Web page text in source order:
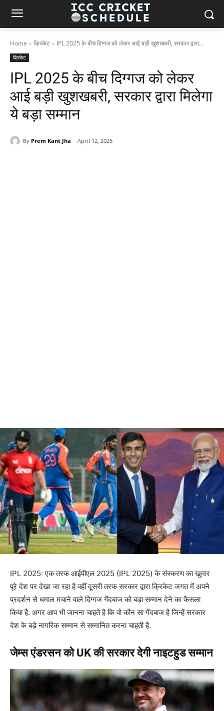
Home क्रिकेट IPL 2025 के बीच दिग्गज को लेकर आई बड़ी खुशखबरी, सरकार द्वारा...
क्रिकेट
IPL 2025 के बीच दिग्गज को लेकर
आई बड़ी खुशखबरी, सरकार द्वारा मिलेगा
ये बड़ा सम्मान
By Prem Kant Jha April 12, 2025
IPL 2025: एक तरफ आईपीएल 2025 (IPL 2025) के संस्करण का खुमार
पूरे देश पर देखा जा रहा है वहीं दूसरी तरफ सरकार द्वारा क्रिकेट जगत में अपने
प्रदर्शन से धमाल मचाने वाले दिग्गज गेंदबाज को बड़ा सम्मान देने का फैसला
किया है. अगर आप भी जानना चाहते है कि वो कौन सा गेंदबाज है जिन्हें सरकार
देश के बड़े नागरिक सम्मान से सम्मानित करना चाहती है.
जेम्स एंडरसन को UK की सरकार देगी नाइटहुड सम्मान